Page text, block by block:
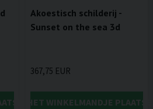
Akoestisch schilderij -
Sunset on the sea 3d
367,75 EUR
IN HET WINKELMANDJE